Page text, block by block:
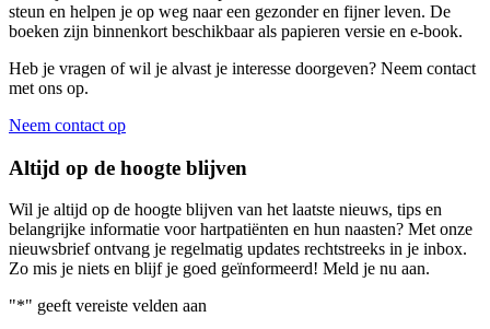
steun en helpen je op weg naar een gezonder en fijner leven. De
boeken zijn binnenkort beschikbaar als papieren versie en e-book.
Heb je vragen of wil je alvast je interesse doorgeven? Neem contact
met ons op.
Neem contact op
Altijd op de hoogte blijven
Wil je altijd op de hoogte blijven van het laatste nieuws, tips en
belangrijke informatie voor hartpatiënten en hun naasten? Met onze
nieuwsbrief ontvang je regelmatig updates rechtstreeks in je inbox.
Zo mis je niets en blijf je goed geïnformeerd! Meld je nu aan.
"*" geeft vereiste velden aan